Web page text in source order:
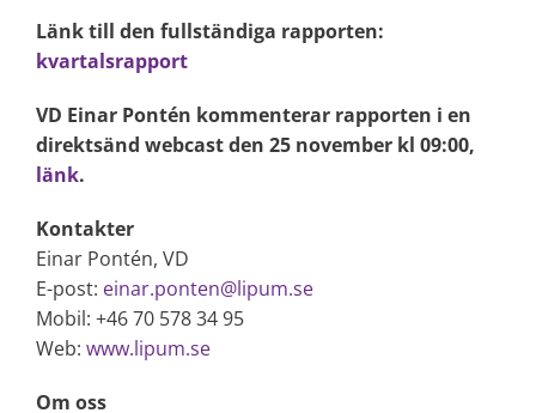
Länk till den fullständiga rapporten:
kvartalsrapport
VD Einar Pontén kommenterar rapporten i en
direktsänd webcast den 25 november kl 09:00,
länk.
Kontakter
Einar Pontén, VD
E-post: einar.ponten@lipum.se
Mobil: +46 70 578 34 95
Web: www.lipum.se
Om oss